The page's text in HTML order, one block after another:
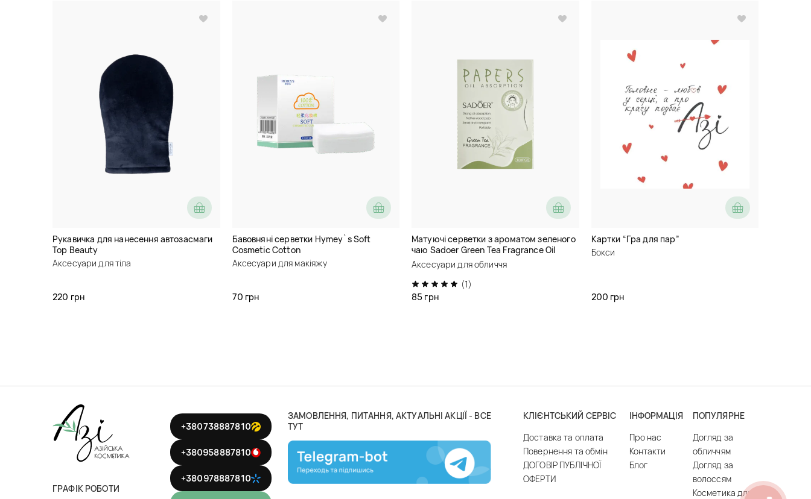
Рукавичка для нанесення автозасмаги
Top Beauty
Аксесуари для тіла
220 грн
Бавовняні серветки Hymey`s Soft
Cosmetic Cotton
Аксесуари для макіяжу
70 грн
Матуючі серветки з ароматом зеленого
чаю Sadoer Green Tea Fragrance Oil
Absorbtion Paper
Аксесуари для обличчя
(1)
85 грн
Картки “Гра для пар”
Бокси
200 грн
ГРАФІК РОБОТИ
ЗАМОВЛЕННЯ, ПИТАННЯ, АКТУАЛЬНІ АКЦІЇ - ВСЕ
ТУТ
КЛІЄНТСЬКИЙ СЕРВІС
Доставка та оплата
Повернення та обмін
ДОГОВІР ПУБЛІЧНОЇ
ОФЕРТИ
ІНФОРМАЦІЯ
Про нас
Контакти
Блог
+380738887810
+380958887810
+380978887810
ПОПУЛЯРНЕ
Догляд за
обличчям
Догляд за
волоссям
Косметика для